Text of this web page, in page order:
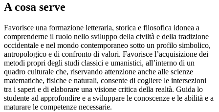
A cosa serve
Favorisce una formazione letteraria, storica e filosofica idonea a
comprenderne il ruolo nello sviluppo della civiltà e della tradizione
occidentale e nel mondo contemporaneo sotto un profilo simbolico,
antropologico e di confronto di valori. Favorisce l’acquisizione dei
metodi propri degli studi classici e umanistici, all’interno di un
quadro culturale che, riservando attenzione anche alle scienze
matematiche, fisiche e naturali, consente di cogliere le intersezioni
tra i saperi e di elaborare una visione critica della realtà. Guida lo
studente ad approfondire e a sviluppare le conoscenze e le abilità e a
maturare le competenze necessarie.